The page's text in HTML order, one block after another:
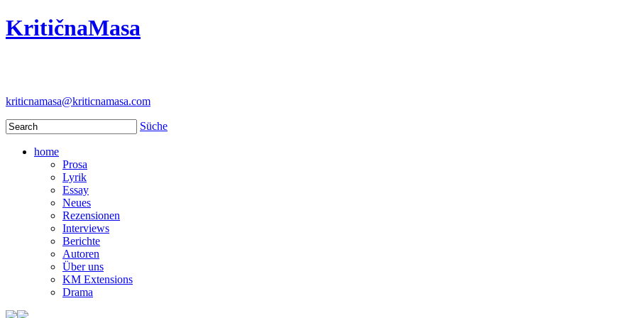
KritičnaMasa
kriticnamasa@kriticnamasa.com
Süche
home
Prosa
Lyrik
Essay
Neues
Rezensionen
Interviews
Berichte
Autoren
Über uns
KM Extensions
Drama